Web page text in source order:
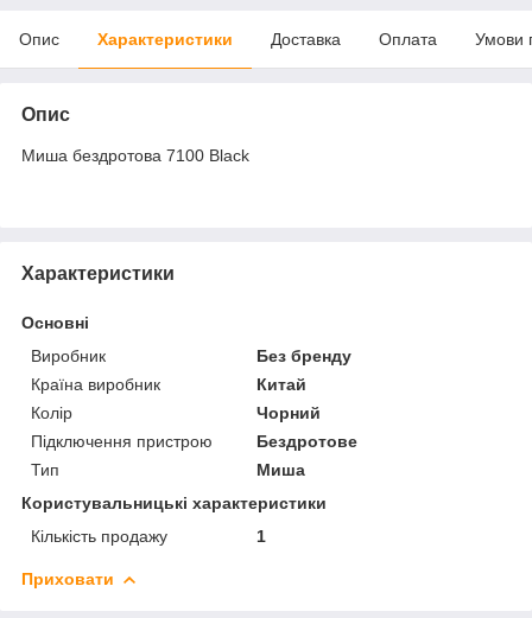
Опис Характеристики Доставка Оплата Умови
Опис
Миша бездротова 7100 Black
Характеристики
Основні
Виробник
Без бренду
Країна виробник
Китай
Колір
Чорний
Підключення пристрою
Бездротове
Тип
Миша
Користувальницькі характеристики
Кількість продажу
1
Приховати